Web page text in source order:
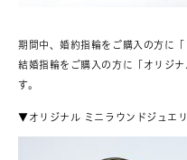
期間中、婚約指輪をご購入の方に
結婚指輪をご購入の方に「オリジ
す。
▼オリジナル ミニラウンドジュエリ